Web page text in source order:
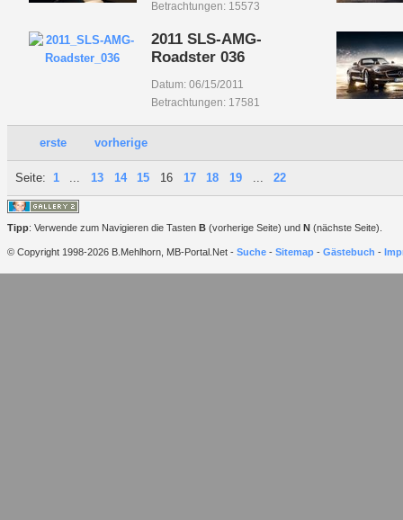
Betrachtungen: 15573
2011 SLS-AMG-
Roadster 036
Datum: 06/15/2011
Betrachtungen: 17581
erste vorherige
Seite: 1 ... 13 14 15 16 17 18 19 ... 22
Tipp: Verwende zum Navigieren die Tasten B (vorherige Seite) und N (nächste Seite).
© Copyright 1998-2026 B.Mehlhorn, MB-Portal.Net - Suche - Sitemap - Gästebuch -